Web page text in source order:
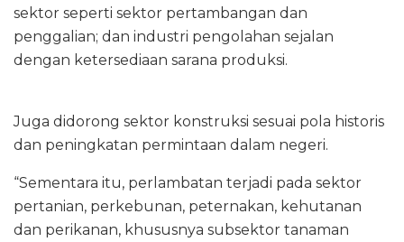
sektor seperti sektor pertambangan dan
penggalian; dan industri pengolahan sejalan
dengan ketersediaan sarana produksi.
Juga didorong sektor konstruksi sesuai pola historis
dan peningkatan permintaan dalam negeri.
“Sementara itu, perlambatan terjadi pada sektor
pertanian, perkebunan, peternakan, kehutanan
dan perikanan, khususnya subsektor tanaman